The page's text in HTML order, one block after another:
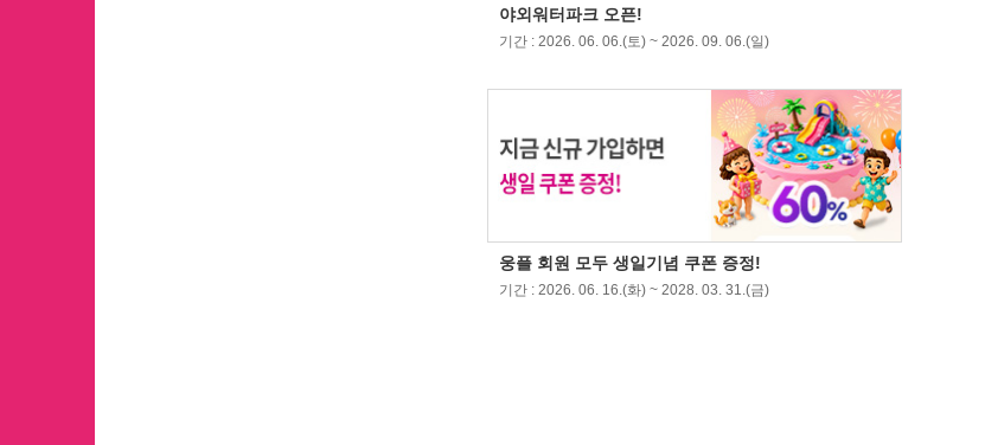
야외워터파크 오픈!
기간 : 2026. 06. 06.(토) ~ 2026. 09. 06.(일)
웅플 회원 모두 생일기념 쿠폰 증정!
기간 : 2026. 06. 16.(화) ~ 2028. 03. 31.(금)